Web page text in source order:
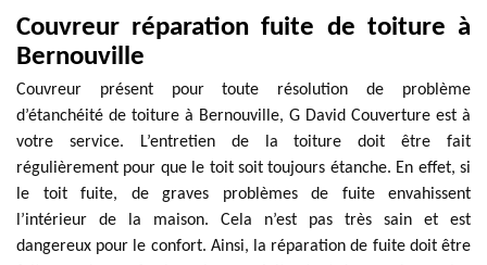
Couvreur réparation fuite de toiture à
Bernouville
Couvreur présent pour toute résolution de problème
d’étanchéité de toiture à Bernouville, G David Couverture est à
votre service. L’entretien de la toiture doit être fait
régulièrement pour que le toit soit toujours étanche. En effet, si
le toit fuite, de graves problèmes de fuite envahissent
l’intérieur de la maison. Cela n’est pas très sain et est
dangereux pour le confort. Ainsi, la réparation de fuite doit être